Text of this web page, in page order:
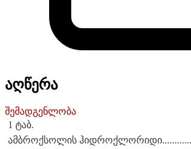
აღწერა
შემადგენლობა
1 ტაბ.
ამბროქსოლის